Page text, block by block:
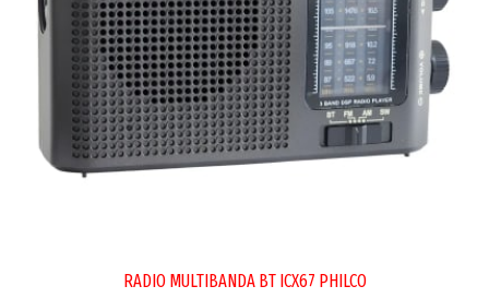
RADIO MULTIBANDA BT ICX67 PHILCO